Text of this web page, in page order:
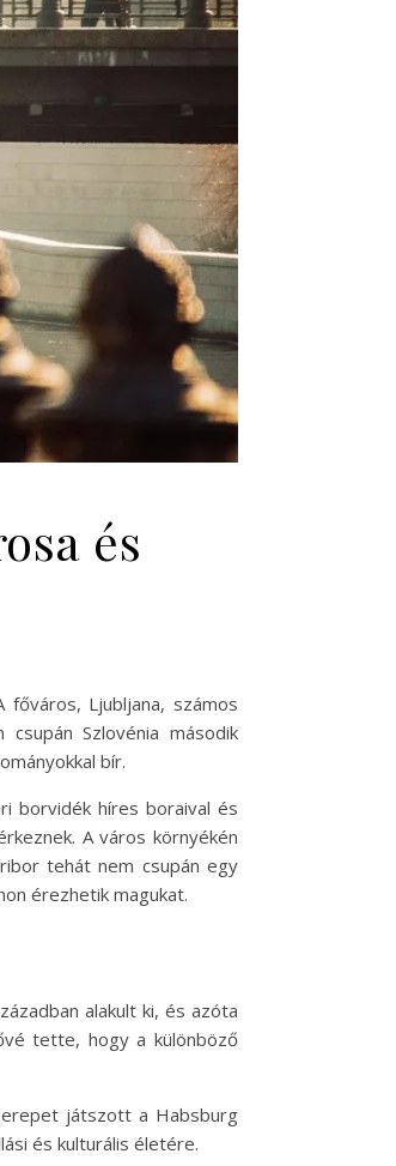
és
Ljubljana, számos
Szlovénia második
bír.
borvidék híres boraival és
A város környékén
tehát nem csupán egy
érezhetik magukat.
alakult ki, és azóta
tette, hogy a különböző
játszott a Habsburg
és kulturális életére.